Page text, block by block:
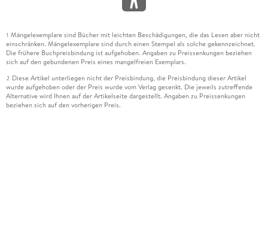
1 Mängelexemplare sind Bücher mit leichten Beschädigungen, die das Lesen aber nicht
einschränken. Mängelexemplare sind durch einen Stempel als solche gekennzeichnet.
Die frühere Buchpreisbindung ist aufgehoben. Angaben zu Preissenkungen beziehen
sich auf den gebundenen Preis eines mangelfreien Exemplars.
2 Diese Artikel unterliegen nicht der Preisbindung, die Preisbindung dieser Artikel
wurde aufgehoben oder der Preis wurde vom Verlag gesenkt. Die jeweils zutreffende
Alternative wird Ihnen auf der Artikelseite dargestellt. Angaben zu Preissenkungen
beziehen sich auf den vorherigen Preis.